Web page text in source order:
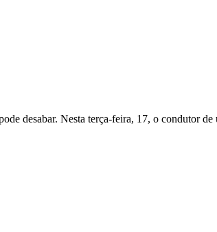
desabar. Nesta terça-feira, 17, o condutor de